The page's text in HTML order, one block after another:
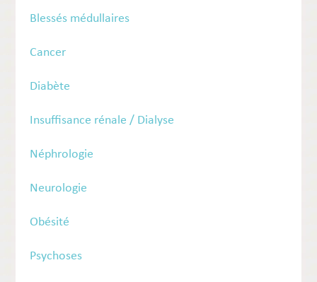
Blessés médullaires
Cancer
Diabète
Insuffisance rénale / Dialyse
Néphrologie
Neurologie
Obésité
Psychoses